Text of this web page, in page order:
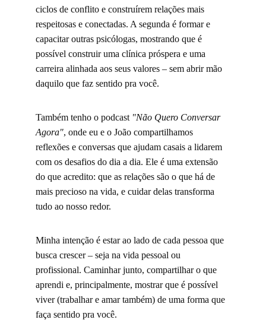
ciclos de conflito e construírem relações mais
respeitosas e conectadas. A segunda é formar e
capacitar outras psicólogas, mostrando que é
possível construir uma clínica próspera e uma
carreira alinhada aos seus valores – sem abrir mão
daquilo que faz sentido pra você.
Também tenho o podcast "Não Quero Conversar
Agora", onde eu e o João compartilhamos
reflexões e conversas que ajudam casais a lidarem
com os desafios do dia a dia. Ele é uma extensão
do que acredito: que as relações são o que há de
mais precioso na vida, e cuidar delas transforma
tudo ao nosso redor.
Minha intenção é estar ao lado de cada pessoa que
busca crescer – seja na vida pessoal ou
profissional. Caminhar junto, compartilhar o que
aprendi e, principalmente, mostrar que é possível
viver (trabalhar e amar também) de uma forma que
faça sentido pra você.